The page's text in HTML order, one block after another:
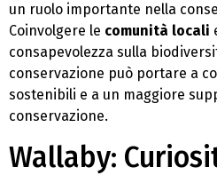
un ruolo importante nella
Coinvolgere le comunità locali
consapevolezza sulla
conservazione può portare a
sostenibili e a un maggiore
conservazione.
Wallaby: